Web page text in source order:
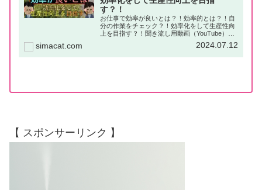
す？！
お仕事で効率が良いとは？！効率的とは？！自
分の作業をチェック？！効率化をして生産性向
上を目指す？！聞き流し用動画（YouTube）は
じめにお仕事では「効率」が重要になります。
「効率が良い」場合、ある一定の時間内で、よ
り多くのお仕事ができる為...
simacat.com 2024.07.12
【 スポンサーリンク 】